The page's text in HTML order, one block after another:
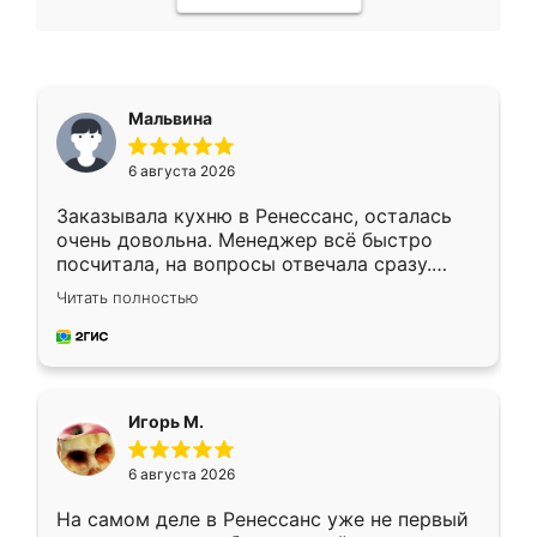
Мальвина
6 августа 2026
Заказывала кухню в Ренессанс, осталась
очень довольна. Менеджер всё быстро
посчитала, на вопросы отвечала сразу.
Замерщик приехал в субботу, подошёл к
делу со всей ответственностью. Собрали
за день, ребята работали аккуратно, даже
Читать полностью
Игорь М.
6 августа 2026
На самом деле в Ренессанс уже не первый